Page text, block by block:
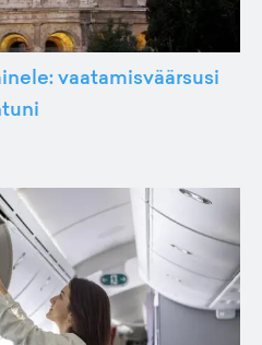
vaatamisväärsusi